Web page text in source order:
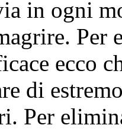
in ogni
Per
ecco
di
Per